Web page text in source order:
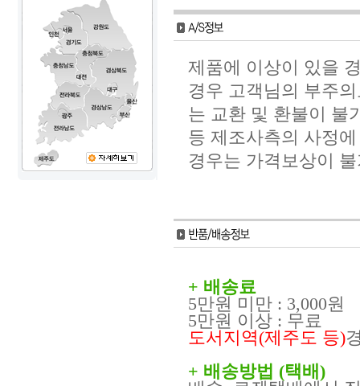
제품에 이상이 있을
경우 고객님의 부주
는 교환 및 환불이 불
등 제조사측의 사정
경우는 가격보상이
+ 배송료
5만원 미만 : 3,000원
5만원 이상 : 무료
도서지역(제주도 등)
+ 배송방법 (택배)